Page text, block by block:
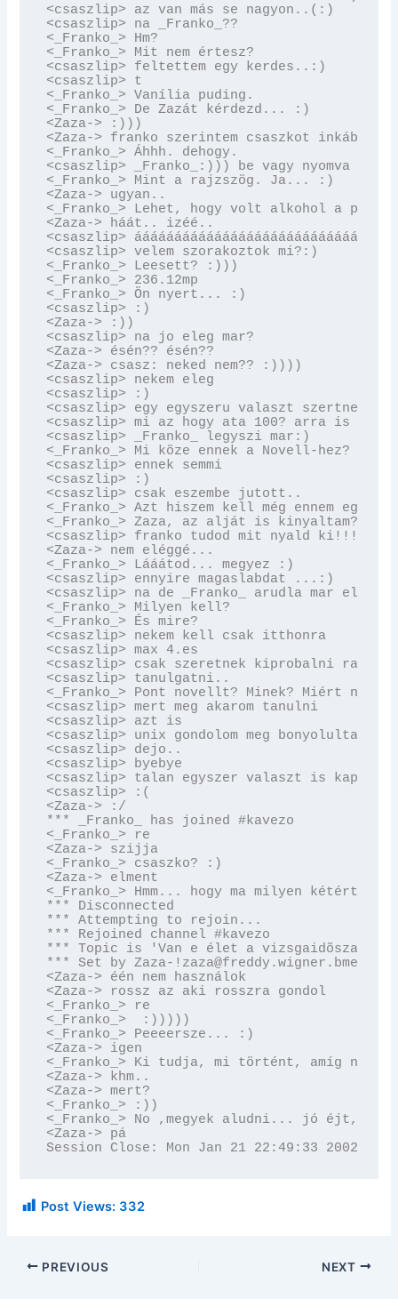
<csaszlip> az van más se nagyon..(:)
<csaszlip> na _Franko_??
<_Franko_> Hm?
<_Franko_> Mit nem értesz?
<csaszlip> feltettem egy kerdes..:)
<csaszlip> t
<_Franko_> Vanília puding.
<_Franko_> De Zazát kérdezd... :)
<Zaza-> :)))
<Zaza-> franko szerintem csaszkot inkább
<_Franko_> Áhhh. dehogy.
<csaszlip> _Franko_:))) be vagy nyomva
<_Franko_> Mint a rajzszög. Ja... :)
<Zaza-> ugyan..
<_Franko_> Lehet, hogy volt alkohol a
<Zaza-> háát.. izéé..
<csaszlip>
<csaszlip> velem szorakoztok mi?:)
<_Franko_> Leesett? :)))
<_Franko_> 236.12mp
<_Franko_> Ön nyert... :)
<csaszlip> :)
<Zaza-> :))
<csaszlip> na jo eleg mar?
<Zaza-> ésén?? ésén??
<Zaza-> csasz: neked nem?? :))))
<csaszlip> nekem eleg
<csaszlip> :)
<csaszlip> egy egyszeru valaszt szertnek
<csaszlip> mi az hogy ata 100? arra is
<csaszlip> _Franko_ legyszi mar:)
<_Franko_> Mi köze ennek a Novell-hez?
<csaszlip> ennek semmi
<csaszlip> :)
<csaszlip> csak eszembe jutott..
<_Franko_> Azt hiszem kell még ennem egy
<_Franko_> Zaza, az alját is kinyaltam? :)
<csaszlip> franko tudod mit nyald ki!!! ;)
<Zaza-> nem eléggé...
<_Franko_> Lááátod... megyez :)
<csaszlip> ennyire magaslabdat ...:)
<csaszlip> na de _Franko_ arudla mar el
<_Franko_> Milyen kell?
<_Franko_> És mire?
<csaszlip> nekem kell csak itthonra
<csaszlip> max 4.es
<csaszlip> csak szeretnek kiprobalni rajta
<csaszlip> tanulgatni..
<_Franko_> Pont novellt? Minek? Miért nem
<csaszlip> mert meg akarom tanulni
<csaszlip> azt is
<csaszlip> unix gondolom meg bonyolultabb
<csaszlip> dejo..
<csaszlip> byebye
<csaszlip> talan egyszer valaszt is kapok
<csaszlip> :(
<Zaza-> :/
*** _Franko_ has joined #kavezo
<_Franko_> re
<Zaza-> szijja
<_Franko_> csaszko? :)
<Zaza-> elment
<_Franko_> Hmm... hogy ma milyen
*** Disconnected
*** Attempting to rejoin...
*** Rejoined channel #kavezo
*** Topic is 'Van e élet a vizsgaidõszak
*** Set by Zaza-!zaza@freddy.wigner.bme.hu
<Zaza-> één nem használok
<Zaza-> rossz az aki rosszra gondol
<_Franko_> re
<_Franko_>  :)))))
<_Franko_> Peeeersze... :)
<Zaza-> igen
<_Franko_> Ki tudja, mi történt, amíg
<Zaza-> khm..
<Zaza-> mert?
<_Franko_> :))
<_Franko_> No ,megyek aludni... jó éjt,
<Zaza-> pá
Session Close: Mon Jan 21 22:49:33 2002
Post Views: 332
PREVIOUS NEXT